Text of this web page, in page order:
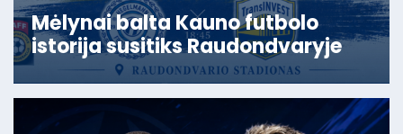
Mėlynai balta Kauno futbolo
istorija susitiks Raudondvaryje